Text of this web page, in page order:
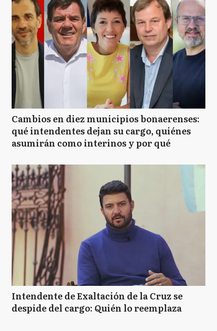
Cambios en diez municipios bonaerenses:
qué intendentes dejan su cargo, quiénes
asumirán como interinos y por qué
Intendente de Exaltación de la Cruz se
despide del cargo: Quién lo reemplaza